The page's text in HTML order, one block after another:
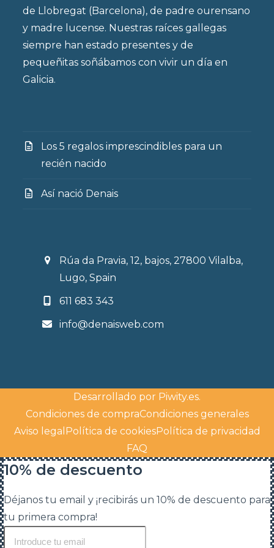
de Llobregat (Barcelona), de padre ourensano
y madre lucense. Nuestras raíces gallegas
siempre han estado presentes y de
pequeñitas soñábamos con vivir un día en
Galicia.
Los 5 regalos imprescindibles para un
recién nacido
Así nació Denais
Rúa da Pravia, 12, bajos, 27800 Vilalba,
Lugo, Spain
611 683 343
info@denaisweb.com
Desarrollado por Piwity.es.
Condiciones de compraCondiciones generales
Aviso legal Política de cookiesPolítica de privacidad
FAQ
10% de descuento
Déjanos tu email y ¡recibirás un 10% de descuento para
tu primera compra!